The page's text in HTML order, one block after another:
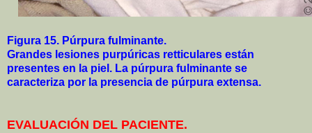
Figura 15. Púrpura fulminante.
Grandes lesiones purpúricas retticulares están
presentes en la piel. La púrpura fulminante se
caracteriza por la presencia de púrpura extensa.
EVALUACIÓN DEL PACIENTE.